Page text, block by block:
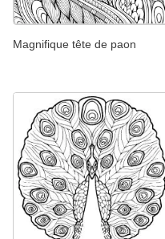
Magnifique tête de paon